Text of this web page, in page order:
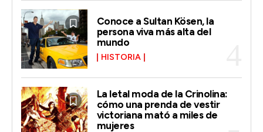
Conoce a Sultan Kösen, la
persona viva más alta del
mundo
HISTORIA
La letal moda de la Crinolina:
cómo una prenda de vestir
victoriana mató a miles de
mujeres